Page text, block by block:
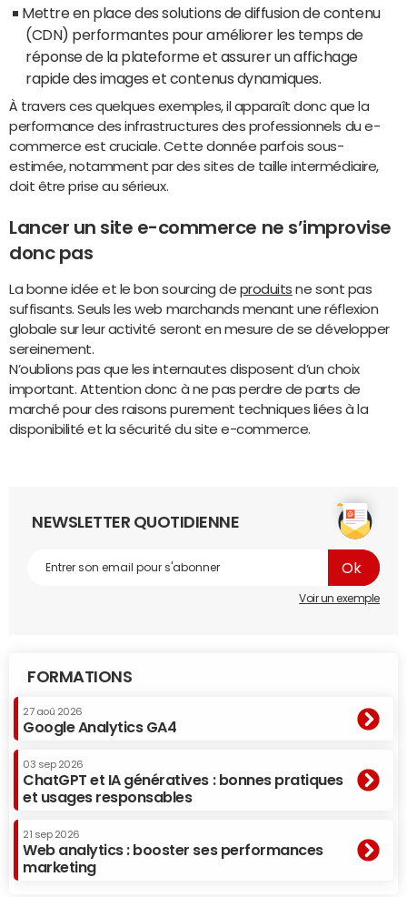
Mettre en place des solutions de diffusion de contenu
(CDN) performantes pour améliorer les temps de
réponse de la plateforme et assurer un affichage
rapide des images et contenus dynamiques.
À travers ces quelques exemples, il apparaît donc que la
performance des infrastructures des professionnels du e-
commerce est cruciale. Cette donnée parfois sous-
estimée, notamment par des sites de taille intermédiaire,
doit être prise au sérieux.
Lancer un site e-commerce ne s’improvise
donc pas
La bonne idée et le bon sourcing de produits ne sont pas
suffisants. Seuls les web marchands menant une réflexion
globale sur leur activité seront en mesure de se développer
sereinement.
N’oublions pas que les internautes disposent d’un choix
important. Attention donc à ne pas perdre de parts de
marché pour des raisons purement techniques liées à la
disponibilité et la sécurité du site e-commerce.
NEWSLETTER QUOTIDIENNE
Voir un exemple
FORMATIONS
27 aoû 2026
Google Analytics GA4
03 sep 2026
ChatGPT et IA génératives : bonnes pratiques
et usages responsables
21 sep 2026
Web analytics : booster ses performances
marketing